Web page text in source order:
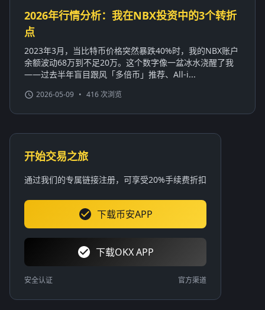
2026年行情分析：我在NBX投资中的3个转折
点
2023年3月，当比特币价格突然暴跌40%时，我的NBX账户
余额波动68万到不足20万。这个数字像一盆冰水浇醒了我
——过去半年盲目跟风「多倍币」推荐、All-i...
2026-05-09 • 416 次浏览
开始交易之旅
通过我们的专属链接注册，可享受20%手续费折扣
下载币安APP
下载OKX APP
安全认证 官方渠道